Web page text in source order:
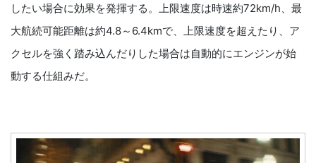
したい場合に効果を発揮する。上限速度は時速約72km/h、最
大航続可能距離は約4.8～6.4kmで、上限速度を超えたり、ア
クセルを強く踏み込んだりした場合は自動的にエンジンが始
動する仕組みだ。